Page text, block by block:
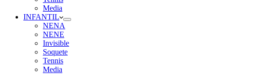
Media
INFANTIL
NENA
NENE
Invisible
Soquete
Tennis
Media